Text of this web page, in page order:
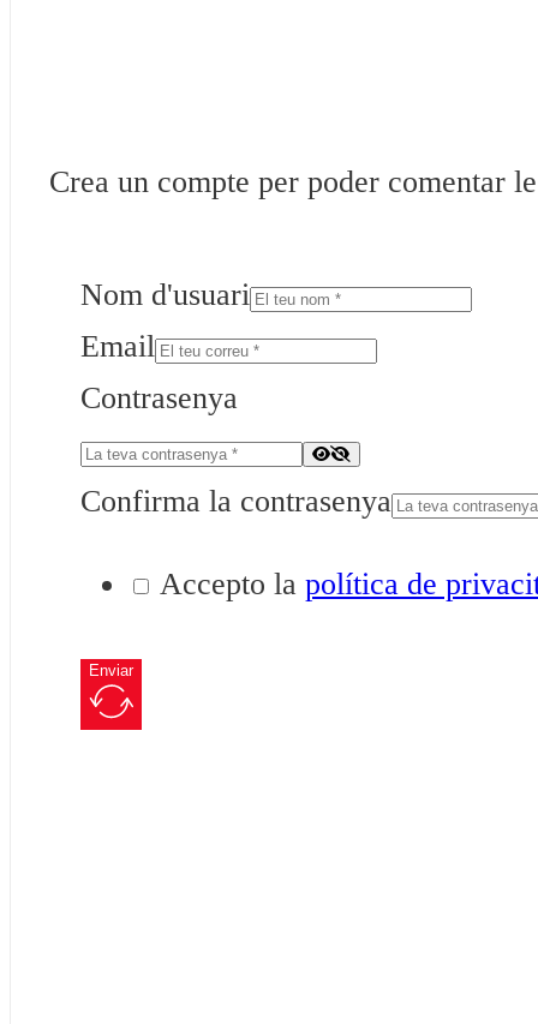
Crea un compte per poder comentar
Nom d'usuari
Email
Contrasenya
Confirma la contrasenya
Accepto la política de
Enviar